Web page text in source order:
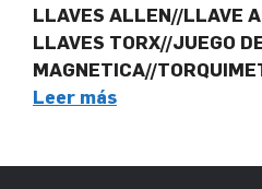
LLAVES ALLEN//LLAVE
LLAVES TORX//JUEGO
MAGNETICA//
Leer más